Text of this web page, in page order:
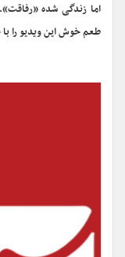
اما زندگی شده
طعم خوش این ویدیو را